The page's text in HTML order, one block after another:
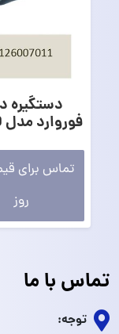
دستگیره
فوروارد مدل R5700
تماس برای
روز
تماس با ما
توجه: